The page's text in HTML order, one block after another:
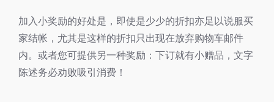
加入小奖励的好处是，即使是少少的折扣亦足以说服买
家结帐，尤其是这样的折扣只出现在放弃购物车邮件
内。或者您可提供另一种奖励：下订就有小赠品，文字
陈述务必劝败吸引消费！